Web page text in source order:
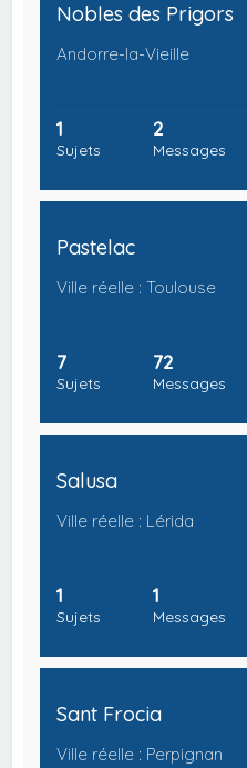
Nobles des Prigors
Andorre-la-Vieille
1
Sujets
2
Messages
Pastelac
Ville réelle : Toulouse
7
Sujets
72
Messages
Salusa
Ville réelle : Lérida
1
Sujets
1
Messages
Sant Frocia
Ville réelle : Perpignan